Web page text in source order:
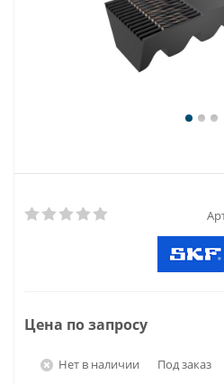
Цена по запросу
Нет в наличии Под заказ